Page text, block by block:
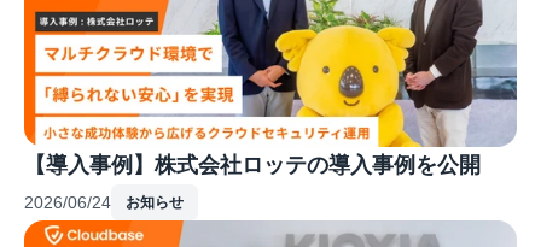
【導入事例】株式会社ロッテの導入事例を公開
2026/06/24 お知らせ